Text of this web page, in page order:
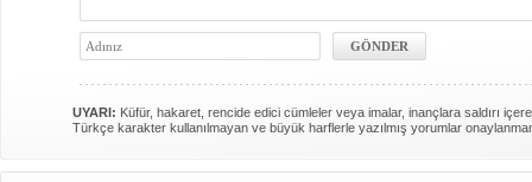
UYARI: Küfür, hakaret, rencide edici cümleler veya imalar, inançlara saldırı
Türkçe karakter kullanılmayan ve büyük harflerle yazılmış yorumlar